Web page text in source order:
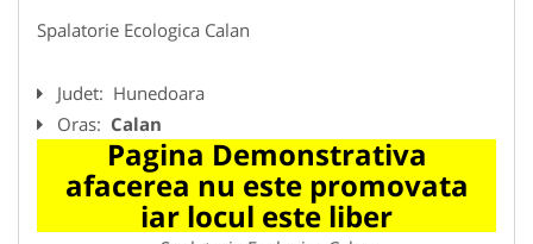
Spalatorie Ecologica Calan
Judet: Hunedoara
Oras: Calan
Pagina Demonstrativa
afacerea nu este promovata
iar locul este liber